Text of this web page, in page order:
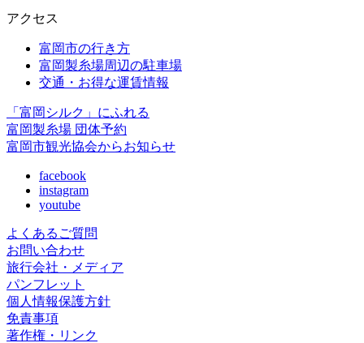
アクセス
富岡市の行き方
富岡製糸場周辺の駐車場
交通・お得な運賃情報
「富岡シルク」にふれる
富岡製糸場 団体予約
富岡市観光協会からお知らせ
facebook
instagram
youtube
よくあるご質問
お問い合わせ
旅行会社・メディア
パンフレット
個人情報保護方針
免責事項
著作権・リンク